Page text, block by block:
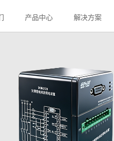
产品中心 解决方案
置